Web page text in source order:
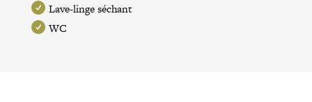
Lave-linge séchant
WC